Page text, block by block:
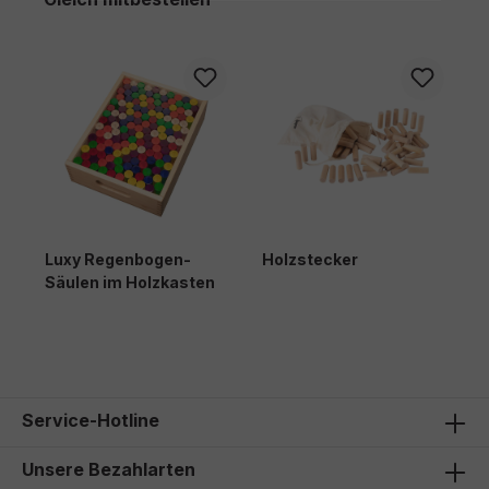
Luxy Regenbogen-
Säulen im Holzkasten
Holzstecker
Service-Hotline
Unsere Bezahlarten